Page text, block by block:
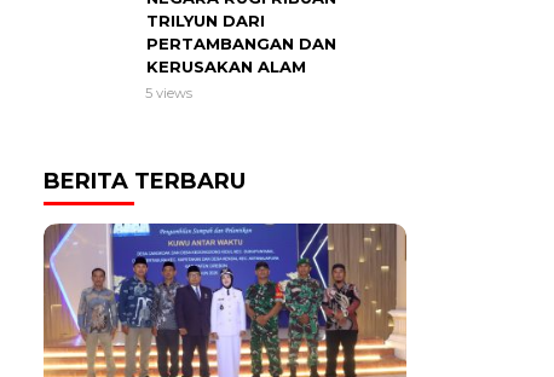
TRILYUN DARI
PERTAMBANGAN DAN
KERUSAKAN ALAM
5 views
BERITA TERBARU